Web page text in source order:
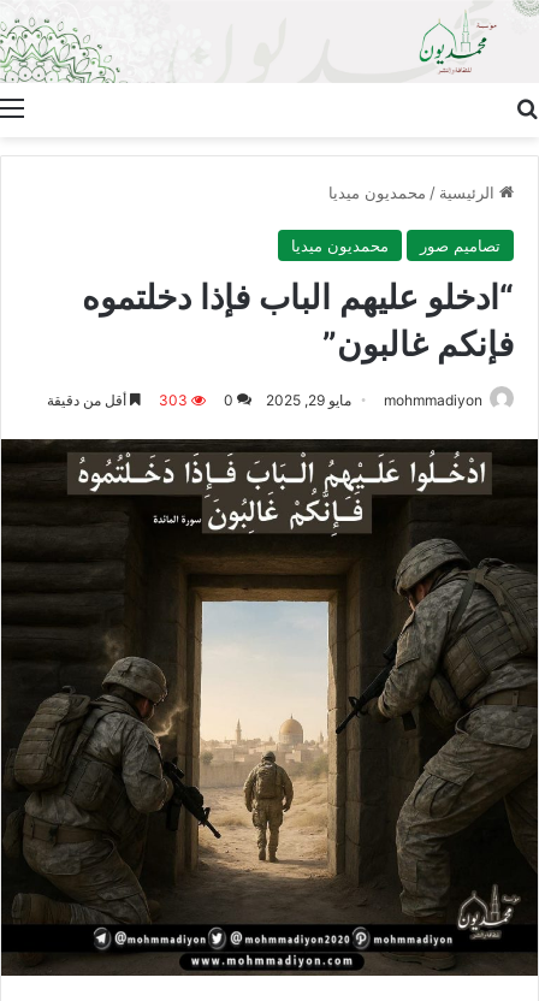
الرئيسية / محمديون ميديا
تصاميم صور محمديون ميديا
“ادخلو عليهم الباب فإذا دخلتموه
فإنكم غالبون”
mohmmadiyon مايو 29, 2025 0
303 أقل من دقيقة